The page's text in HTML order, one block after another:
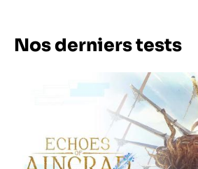
Nos derniers tests